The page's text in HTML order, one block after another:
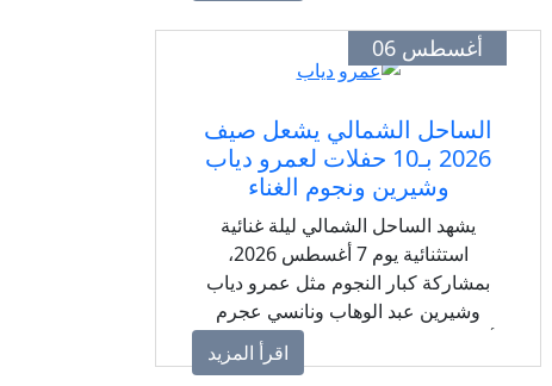
أغسطس 06
الساحل الشمالي يشعل صيف
2026 بـ10 حفلات لعمرو دياب
وشيرين ونجوم الغناء
يشهد الساحل الشمالي ليلة غنائية
استثنائية يوم 7 أغسطس 2026،
بمشاركة كبار النجوم مثل عمرو دياب
وشيرين عبد الوهاب ونانسي عجرم
وأنغام ومحمد حماقي في حفلات متنوعة.
اقرأ المزيد